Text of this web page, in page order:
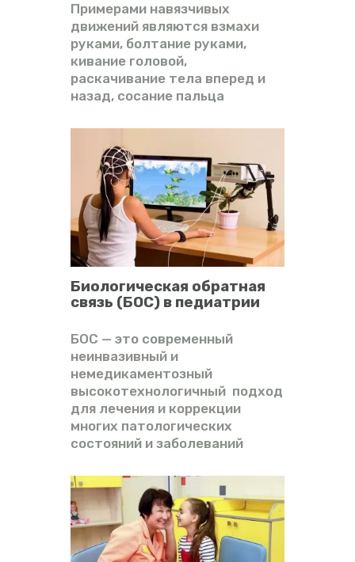
Примерами навязчивых
движений являются взмахи
руками, болтание руками,
кивание головой,
раскачивание тела вперед и
назад, сосание пальца
Биологическая обратная
связь (БОС) в педиатрии
БОС — это современный
неинвазивный и
немедикаментозный
высокотехнологичный подход
для лечения и коррекции
многих патологических
состояний и заболеваний